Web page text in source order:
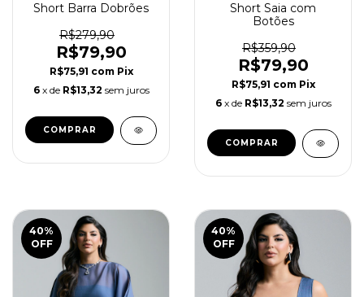
Short Barra Dobrões
R$279,90
R$79,90
R$75,91 com Pix
6 x de R$13,32 sem juros
COMPRAR
Short Saia com
Botões
R$359,90
R$79,90
R$75,91 com Pix
6 x de R$13,32 sem juros
COMPRAR
40%
OFF
40%
OFF